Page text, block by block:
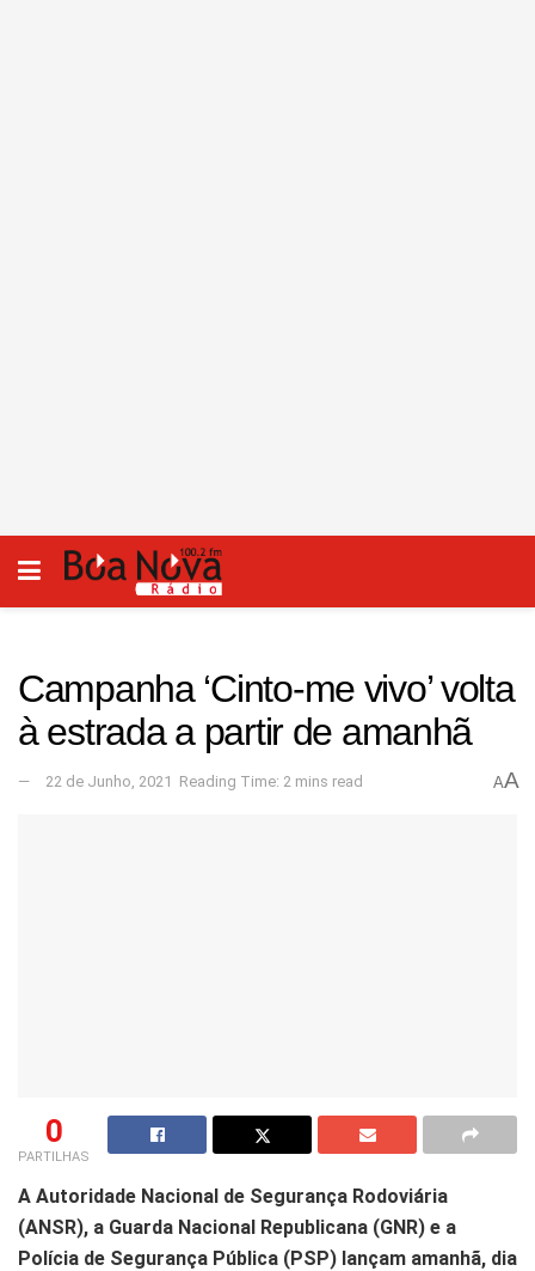
Campanha ‘Cinto-me vivo’ volta
à estrada a partir de amanhã
22 de Junho, 2021 Reading Time: 2 mins read AA
0
PARTILHAS
A Autoridade Nacional de Segurança Rodoviária
(ANSR), a Guarda Nacional Republicana (GNR) e a
Polícia de Segurança Pública (PSP) lançam amanhã, dia